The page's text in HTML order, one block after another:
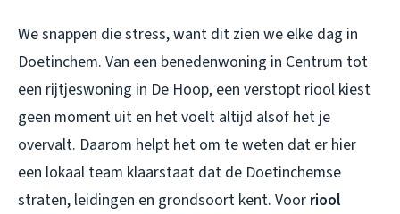
We snappen die stress, want dit zien we elke dag in
Doetinchem. Van een benedenwoning in Centrum tot
een rijtjeswoning in De Hoop, een verstopt riool kiest
geen moment uit en het voelt altijd alsof het je
overvalt. Daarom helpt het om te weten dat er hier
een lokaal team klaarstaat dat de Doetinchemse
straten, leidingen en grondsoort kent. Voor riool